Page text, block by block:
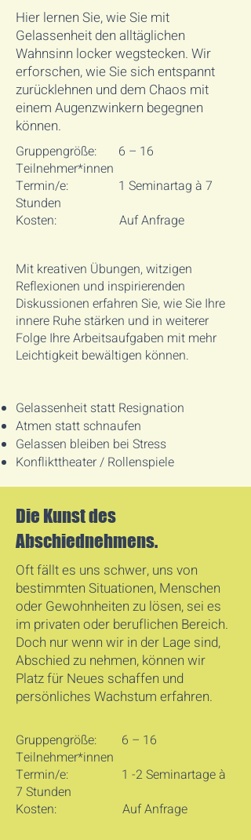
Hier lernen Sie, wie Sie mit
Gelassenheit den alltäglichen
Wahnsinn locker wegstecken. Wir
erforschen, wie Sie sich entspannt
zurücklehnen und dem Chaos mit
einem Augenzwinkern begegnen
können.
Gruppengröße: 6 – 16
Teilnehmer*innen
Termin/e: 1 Seminartag à 7
Stunden
Kosten: Auf Anfrage
Mit kreativen Übungen, witzigen
Reflexionen und inspirierenden
Diskussionen erfahren Sie, wie Sie Ihre
innere Ruhe stärken und in weiterer
Folge Ihre Arbeitsaufgaben mit mehr
Leichtigkeit bewältigen können.
Gelassenheit statt Resignation
Atmen statt schnaufen
Gelassen bleiben bei Stress
Konflikttheater / Rollenspiele
Die Kunst des
Abschiednehmens.
Oft fällt es uns schwer, uns von
bestimmten Situationen, Menschen
oder Gewohnheiten zu lösen, sei es
im privaten oder beruflichen Bereich.
Doch nur wenn wir in der Lage sind,
Abschied zu nehmen, können wir
Platz für Neues schaffen und
persönliches Wachstum erfahren.
Gruppengröße: 6 – 16
Teilnehmer*innen
Termin/e: 1 -2 Seminartage à
7 Stunden
Kosten: Auf Anfrage